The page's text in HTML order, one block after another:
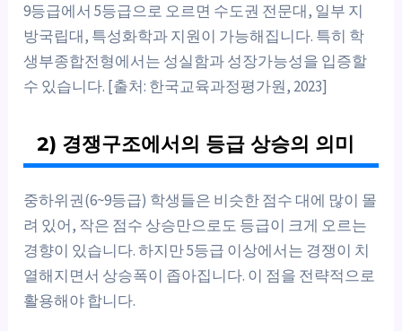
9등급에서 5등급으로 오르면 수도권 전문대, 일부 지
방국립대, 특성화학과 지원이 가능해집니다. 특히 학
생부종합전형에서는 성실함과 성장가능성을 입증할
수 있습니다. [출처: 한국교육과정평가원, 2023]
2) 경쟁구조에서의 등급 상승의 의미
중하위권(6~9등급) 학생들은 비슷한 점수 대에 많이 몰
려 있어, 작은 점수 상승만으로도 등급이 크게 오르는
경향이 있습니다. 하지만 5등급 이상에서는 경쟁이 치
열해지면서 상승폭이 좁아집니다. 이 점을 전략적으로
활용해야 합니다.